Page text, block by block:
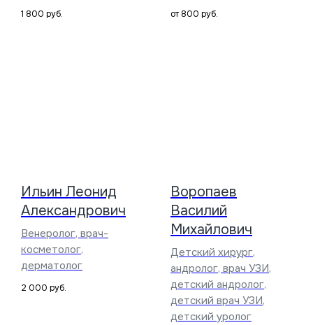
1 800 руб. от 800 руб.
Ильин Леонид
Александрович
Венеролог, врач-
косметолог,
дерматолог
2 000 руб.
Воропаев
Василий
Михайлович
Детский хирург,
андролог, врач УЗИ,
детский андролог,
детский врач УЗИ,
детский уролог